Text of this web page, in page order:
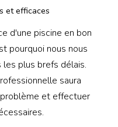
et efficaces
d'une piscine en bon
pourquoi nous nous
les plus brefs délais.
saura
et effectuer